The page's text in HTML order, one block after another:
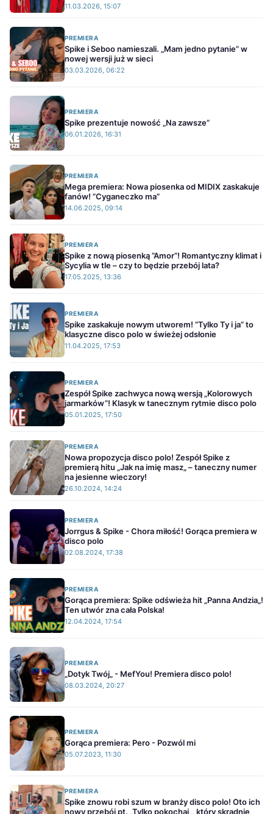
11.03.2026, 15:07
PREMIERA
Spike i Seboo namieszali. „Mam jedno pytanie” w
nowej wersji już w sieci
03.03.2026, 06:22
PREMIERA
Spike prezentuje nowość „Na zawsze”
06.01.2026, 16:31
PREMIERA
Mega premiera: Nowa piosenka od MIDIX zaskakuje
fanów! ”Cyganeczko ma”
14.06.2025, 09:14
PREMIERA
Spike z nową piosenką ”Amor”! Romantyczny klimat i
Sycylia w tle – czy to będzie przebój lata?
17.05.2025, 13:36
PREMIERA
Spike zaskakuje nowym utworem! ”Tylko Ty i ja” to
klasyczne disco polo w świeżej odsłonie
11.04.2025, 17:53
PREMIERA
Zespół Spike zachwyca nową wersją „Kolorowych
jarmarków”! Klasyk w tanecznym rytmie disco polo
05.01.2025, 17:50
PREMIERA
Nowa propozycja disco polo! Zespół Spike z
premierą hitu „Jak na imię masz„ – taneczny numer
na jesienne wieczory!
26.10.2024, 14:24
PREMIERA
Jorrgus & Spike - Chora miłość! Gorąca premiera w
disco polo
02.08.2024, 17:38
PREMIERA
Gorąca premiera: Spike odświeża hit „Panna Andzia„!
Ten utwór zna cała Polska!
12.04.2024, 17:54
PREMIERA
„Dotyk Twój„ - MefYou! Premiera disco polo!
08.03.2024, 20:27
PREMIERA
Gorąca premiera: Pero - Pozwól mi
05.07.2023, 11:30
PREMIERA
Spike znowu robi szum w branży disco polo! Oto ich
nowy przebój pt. „Tylko pokochaj„, który skradnie